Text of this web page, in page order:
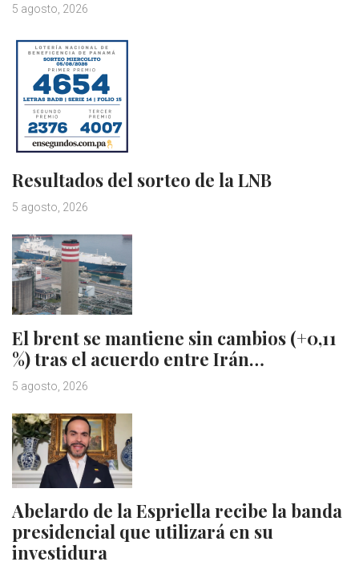
5 agosto, 2026
Resultados del sorteo de la LNB
5 agosto, 2026
El brent se mantiene sin cambios (+0,11
%) tras el acuerdo entre Irán…
5 agosto, 2026
Abelardo de la Espriella recibe la banda
presidencial que utilizará en su
investidura